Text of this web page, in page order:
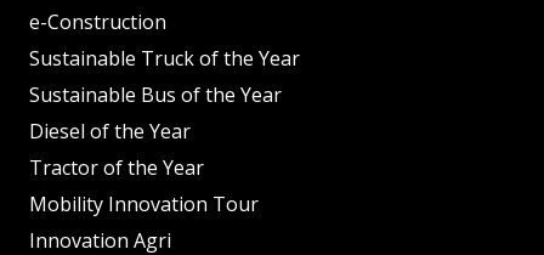
e-Construction
Sustainable Truck of the Year
Sustainable Bus of the Year
Diesel of the Year
Tractor of the Year
Mobility Innovation Tour
Innovation Agri